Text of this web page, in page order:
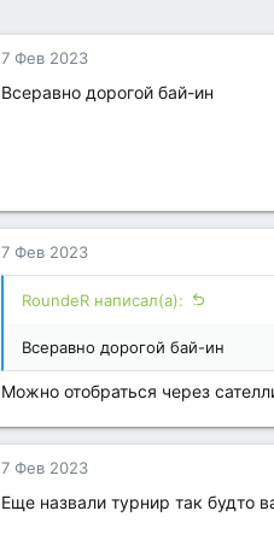
7 Фев 2023
Всеравно дорогой бай-ин
7 Фев 2023
RoundeR написал(а):
Всеравно дорогой бай-ин
Можно отобраться через
7 Фев 2023
Еще назвали турнир так будто